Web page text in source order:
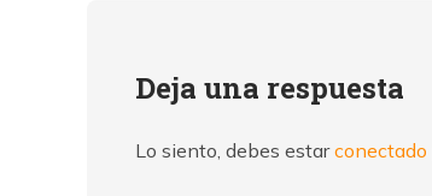
Deja una respuesta
Lo siento, debes estarconectado